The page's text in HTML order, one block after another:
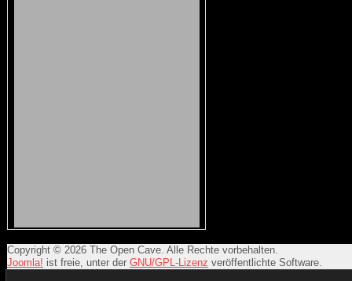
Copyright © 2026 The Open Cave. Alle Rechte vorbehalten.
Joomla! ist freie, unter der GNU/GPL-Lizenz veröffentlichte Software.